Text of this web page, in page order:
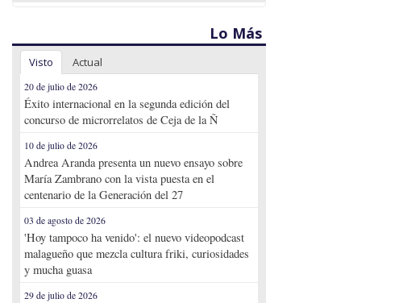
Lo Más
Visto Actual
20 de julio de 2026
Éxito internacional en la segunda edición del
concurso de microrrelatos de Ceja de la Ñ
10 de julio de 2026
Andrea Aranda presenta un nuevo ensayo sobre
María Zambrano con la vista puesta en el
centenario de la Generación del 27
03 de agosto de 2026
'Hoy tampoco ha venido': el nuevo videopodcast
malagueño que mezcla cultura friki, curiosidades
y mucha guasa
29 de julio de 2026